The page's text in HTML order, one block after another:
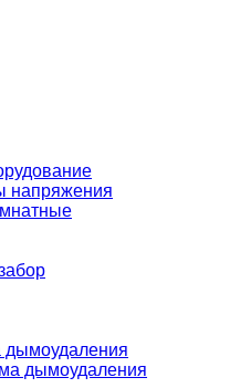
напряжения
дымоудаления
дымоудаления